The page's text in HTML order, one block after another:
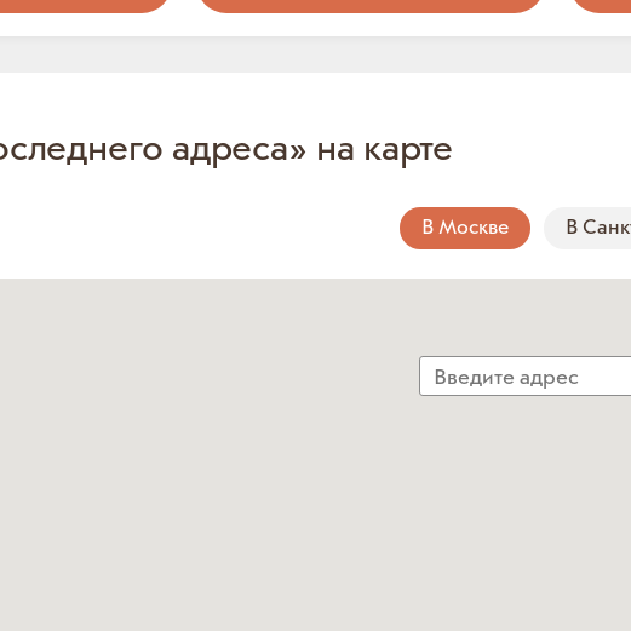
адреса» на карте
В Москве В